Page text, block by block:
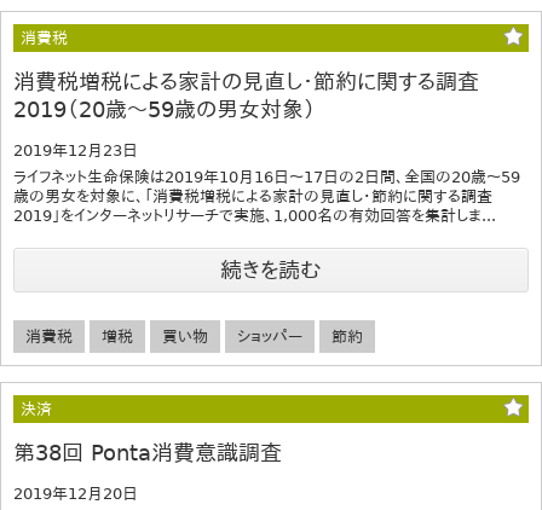
消費税
消費税増税による家計の見直し・節約に関する調査
2019（20歳～59歳の男女対象）
2019年12月23日
ライフネット生命保険は2019年10月16日～17日の2日間、全国の20歳～59
歳の男女を対象に、「消費税増税による家計の見直し・節約に関する調査
2019」をインターネットリサーチで実施、1,000名の有効回答を集計しま...
続きを読む
消費税 増税 買い物 ショッパー 節約
決済
第38回 Ponta消費意識調査
2019年12月20日